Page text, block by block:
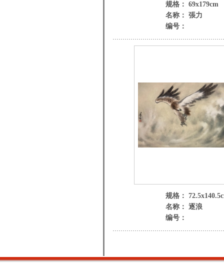
规格： 69x179cm
名称： 張力
编号：
规格：
名称： 逐浪
编号：